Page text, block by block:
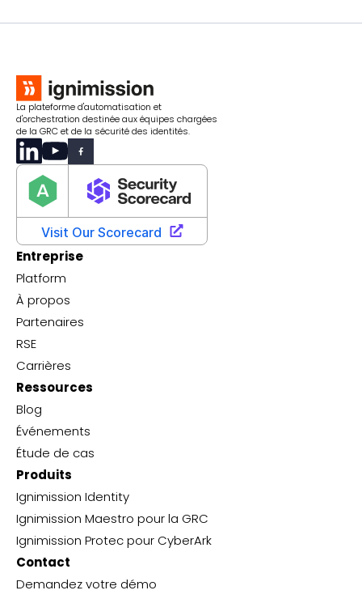
La plateforme d'automatisation et
d'orchestration destinée aux équipes chargées
de la GRC et de la sécurité des identités.
Entreprise
Platform
À propos
Partenaires
RSE
Carrières
Ressources
Blog
Événements
Étude de cas
Produits
Ignimission Identity
Ignimission Maestro pour la GRC
Ignimission Protec pour CyberArk
Contact
Demandez votre démo